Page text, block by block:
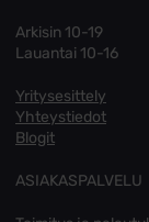
Arkisin 10-19
Lauantai 10-16
Yritysesittely
Yhteystiedot
Blogit
ASIAKASPALVELU